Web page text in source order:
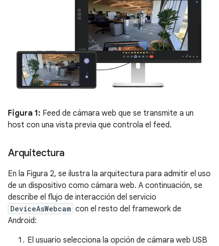
Figura 1: Feed de cámara web que se transmite a un
host con una vista previa que controla el feed.
Arquitectura
En la Figura 2, se ilustra la arquitectura para admitir el uso
de un dispositivo como cámara web. A continuación, se
describe el flujo de interacción del servicio
DeviceAsWebcam con el resto del framework de
Android:
El usuario selecciona la opción de cámara web USB